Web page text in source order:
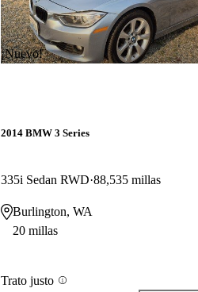
¡Nuevo!
2014 BMW 3 Series
335i Sedan RWD 88,535 millas
Burlington, WA
20 millas
Trato justo